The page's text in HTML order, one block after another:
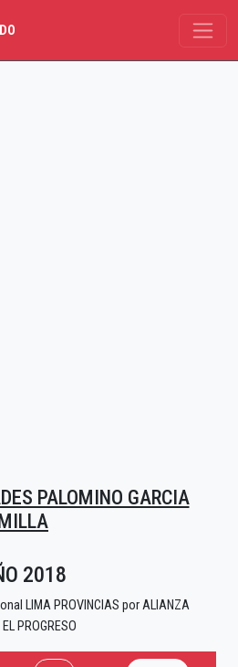
PALOMINO GARCIA
2018
LIMA PROVINCIAS por ALIANZA
PROGRESO